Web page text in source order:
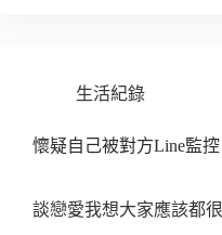
生活紀錄
懷疑自己被對方Line監
談戀愛我想大家應該都